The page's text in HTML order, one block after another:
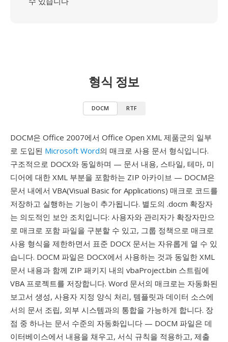
형식 정보
DOCM RTF
DOCM은 Office 2007에서 Office Open XML 제품군의 일부
로 도입된 Microsoft Word의 매크로 사용 문서 형식입니다.
구조적으로 DOCX와 동일하며 — 문서 내용, 스타일, 테마, 미
디어에 대한 XML 부분을 포함하는 ZIP 아카이브 — DOCM은
문서 내에서 VBA(Visual Basic for Applications) 매크로 코드를
저장하고 실행하는 기능이 추가됩니다. 별도의 .docm 확장자
는 의도적인 보안 조치입니다: 사용자와 관리자가 확장자만으
로 매크로 포함 파일을 구분할 수 있고, 그룹 정책으로 매크로
사용 형식을 제한하면서 표준 DOCX 문서는 자유롭게 열 수 있
습니다. DOCM 파일은 DOCX에서 사용하는 것과 동일한 XML
문서 내용과 함께 ZIP 패키지 내의 vbaProject.bin 스트림에
VBA 프로젝트를 저장합니다. Word 문서의 매크로는 자동화된
보고서 생성, 사용자 지정 양식 처리, 템플릿과 데이터 소스에
서의 문서 조립, 외부 시스템과의 통합을 가능하게 합니다. 장
점 중 하나는 문서 수준의 자동화입니다 — DOCM 파일은 데
이터베이스에서 내용을 채우고, 서식 규칙을 적용하고, 제출